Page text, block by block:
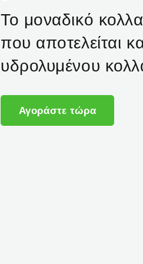
Το μοναδικό
που αποτελείται
υδρολυμένου
Αγοράστε τώρα